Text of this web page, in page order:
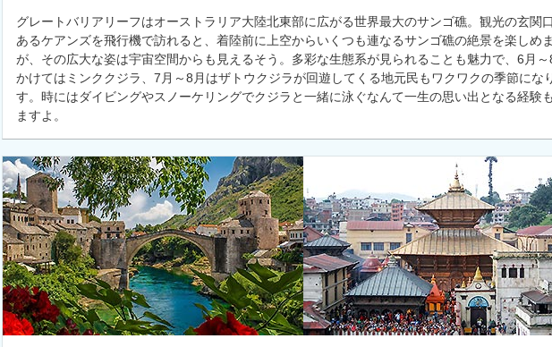
グレートバリアリーフはオーストラリア大陸北東部に広がる世界最大のサンゴ礁。観光の玄関
あるケアンズを飛行機で訪れると、着陸前に上空からいくつも連なるサンゴ礁の絶景を楽しめ
が、その広大な姿は宇宙空間からも見えるそう。多彩な生態系が見られることも魅力で、6月～
かけてはミンククジラ、7月～8月はザトウクジラが回遊してくる地元民もワクワクの季節にな
す。時にはダイビングやスノーケリングでクジラと一緒に泳ぐなんて一生の思い出となる経験
ますよ。